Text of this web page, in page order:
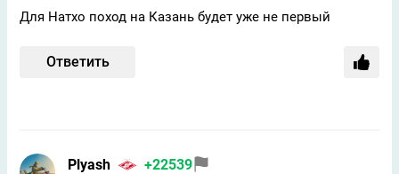
Для Натхо поход на Казань будет уже не первый
Ответить
Plyash
+22539